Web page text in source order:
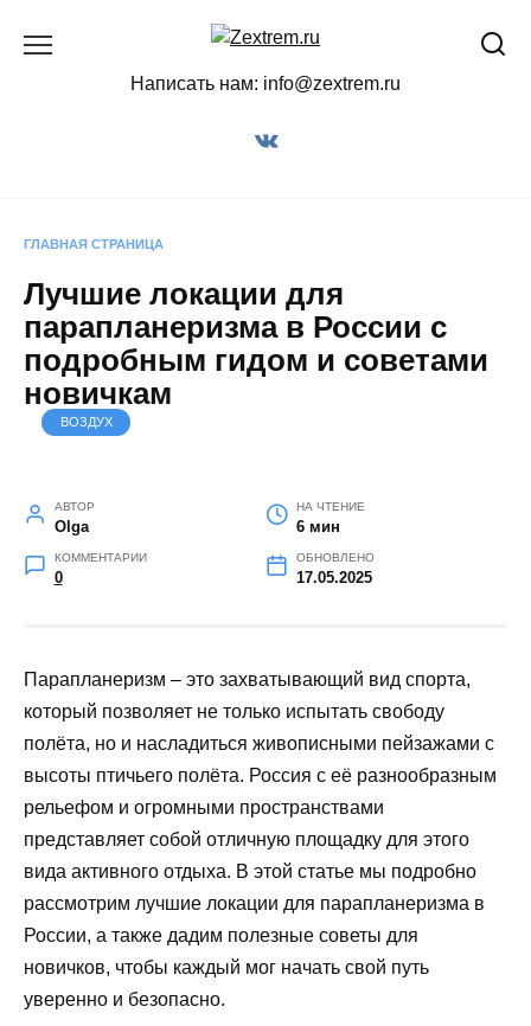
Написать нам: info@zextrem.ru
ГЛАВНАЯ СТРАНИЦА
Лучшие локации для
парапланеризма в России с
подробным гидом и советами
новичкам
ВОЗДУХ
АВТОР
Olga
НА ЧТЕНИЕ
6 мин
КОММЕНТАРИИ
0
ОБНОВЛЕНО
17.05.2025
Парапланеризм – это захватывающий вид спорта,
который позволяет не только испытать свободу
полёта, но и насладиться живописными пейзажами с
высоты птичьего полёта. Россия с её разнообразным
рельефом и огромными пространствами
представляет собой отличную площадку для этого
вида активного отдыха. В этой статье мы подробно
рассмотрим лучшие локации для парапланеризма в
России, а также дадим полезные советы для
новичков, чтобы каждый мог начать свой путь
уверенно и безопасно.